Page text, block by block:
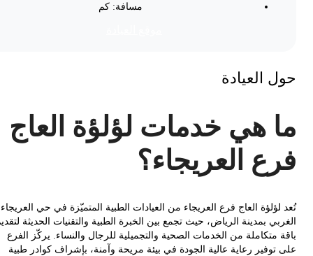
كم
العيادة
هي خدمات لؤلؤة العاج
العريجاء؟
العاج فرع العريجاء من العيادات الطبية المتميّزة في حي العريجاء
بمدينة الرياض، حيث تجمع بين الخبرة الطبية والتقنيات الحديثة لتقديم
متكاملة من الخدمات الصحية والتجميلية للرجال والنساء. يركّز الفرع
رعاية عالية الجودة في بيئة مريحة وآمنة، بإشراف كوادر طبية